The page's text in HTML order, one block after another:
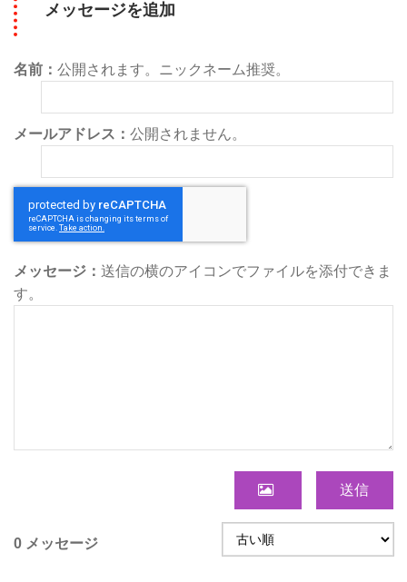
メッセージを追加
名前： 公開されます。ニックネーム推奨。
メールアドレス： 公開されません。
メッセージ： 送信の横のアイコンでファイルを添付できま
す。
送信
0 メッセージ